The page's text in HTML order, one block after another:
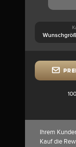
Ihrem
Kauf die